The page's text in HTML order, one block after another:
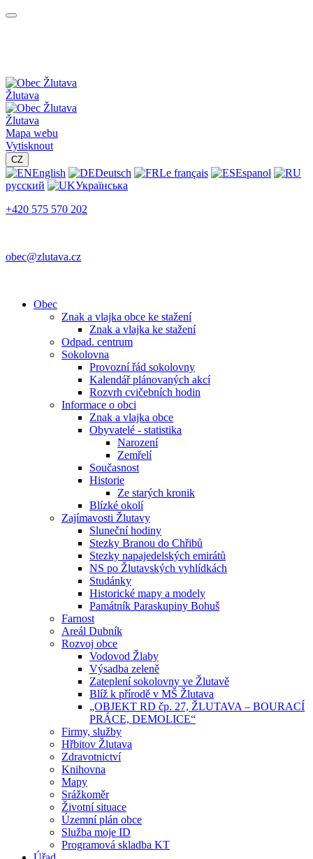
Žlutava
Žlutava
Mapa webu
Vytisknout
CZ
English Deutsch Le français
Espanol
русский
Українська
+420 575 570 202
obec@zlutava.cz
Obec
Znak a vlajka obce ke stažení
Znak a vlajka ke stažení
Odpad. centrum
Sokolovna
Provozní řád sokolovny
Kalendář plánovaných akcí
Rozvrh cvičebních hodin
Informace o obci
Znak a vlajka obce
Obyvatelé - statistika
Narození
Zemřelí
Současnost
Historie
Ze starých kronik
Blízké okolí
Zajímavosti Žlutavy
Sluneční hodiny
Stezky Branou do Chřibů
Stezky napajedelských emirátů
NS po Žlutavských vyhlídkách
Studánky
Historické mapy a modely
Památník Paraskupiny Bohuš
Farnost
Areál Dubník
Rozvoj obce
Vodovod Žlaby
Výsadba zeleně
Zateplení sokolovny ve Žlutavě
Blíž k přírodě v MŠ Žlutava
„OBJEKT RD čp. 27, ŽLUTAVA – BOURACÍ
PRÁCE, DEMOLICE“
Firmy, služby
Hřbitov Žlutava
Zdravotnictví
Knihovna
Mapy
Srážkoměr
Životní situace
Územní plán obce
Služba moje ID
Programová skladba KT